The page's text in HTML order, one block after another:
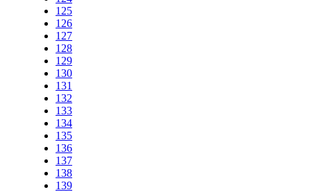
125
126
127
128
129
130
131
132
133
134
135
136
137
138
139